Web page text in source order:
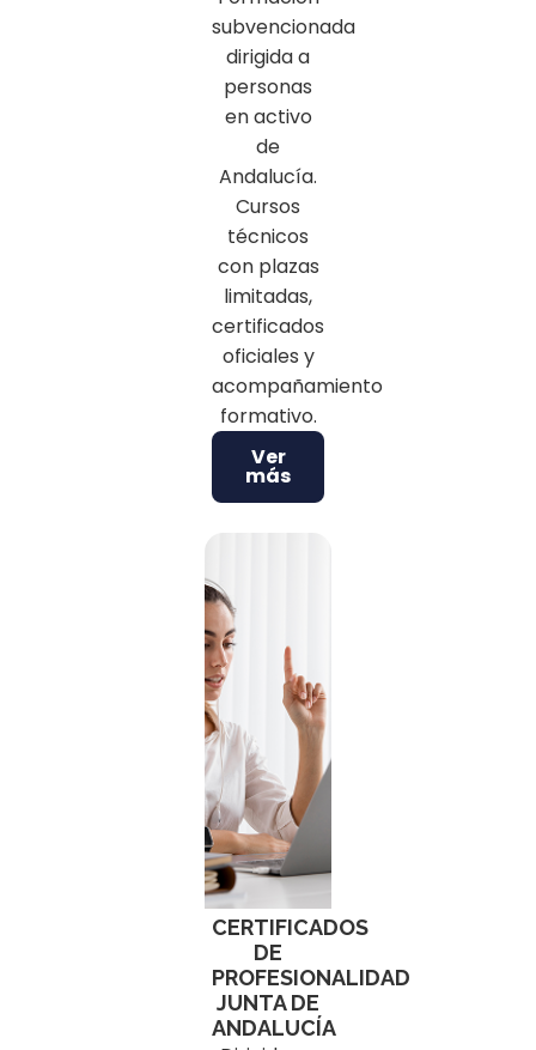
subvencionada
dirigida a
personas
en activo
de
Andalucía.
Cursos
técnicos
con plazas
limitadas,
certificados
oficiales y
acompañamiento
formativo.
Ver
más
CERTIFICADOS
DE
PROFESIONALIDAD
JUNTA DE
ANDALUCÍA